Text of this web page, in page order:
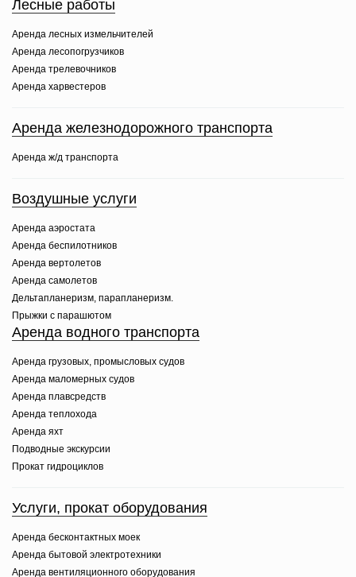
Лесные работы
Аренда лесных измельчителей
Аренда лесопогрузчиков
Аренда трелевочников
Аренда харвестеров
Аренда железнодорожного транспорта
Аренда ж/д транспорта
Воздушные услуги
Аренда аэростата
Аренда беспилотников
Аренда вертолетов
Аренда самолетов
Дельтапланеризм, парапланеризм.
Прыжки с парашютом
Аренда водного транспорта
Аренда грузовых, промысловых судов
Аренда маломерных судов
Аренда плавсредств
Аренда теплохода
Аренда яхт
Подводные экскурсии
Прокат гидроциклов
Услуги, прокат оборудования
Аренда бесконтактных моек
Аренда бытовой электротехники
Аренда вентиляционного оборудования